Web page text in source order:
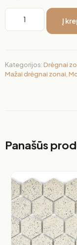
Į
Kategorijos:Drėgnai
Mažai drėgnai zonai
Panašūs